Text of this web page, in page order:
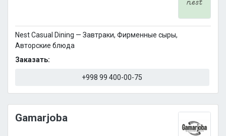
Nest Casual Dining — Завтраки, Фирменные сыры,
Авторские блюда
Заказать:
+998 99 400-00-75
Gamarjoba